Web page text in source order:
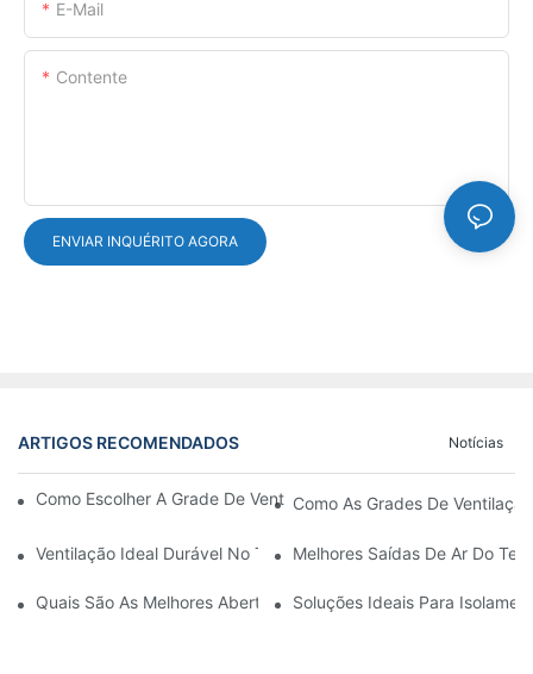
E-Mail
Contente
ENVIAR INQUÉRITO AGORA
ARTIGOS RECOMENDADOS Notícias
Como Escolher A Grade De Ventilação Da Porta De Alumínio
Como As Grades De
Ventilação Ideal Durável No Teto Melhores Saídas De Ar Do
Quais São As Melhores Aberturas De Teto Para Circulação De
Soluções Ideais Para